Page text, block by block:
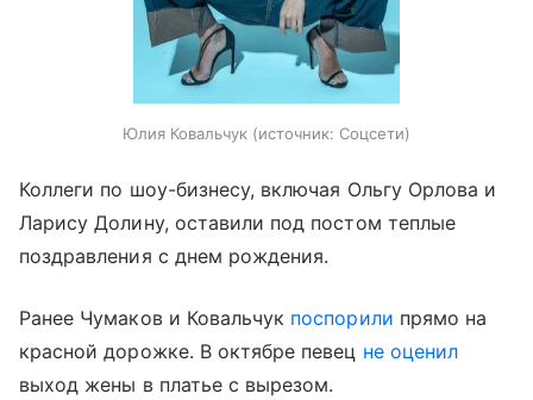
Юлия Ковальчук источник: Соцсети
Коллеги по шоу-бизнесу, включая Ольгу Орлова и
Ларису Долину, оставили под постом теплые
поздравления с днем рождения.
Ранее Чумаков и Ковальчук поспорили прямо на
красной дорожке. В октябре певец не оценил
выход жены в платье с вырезом.